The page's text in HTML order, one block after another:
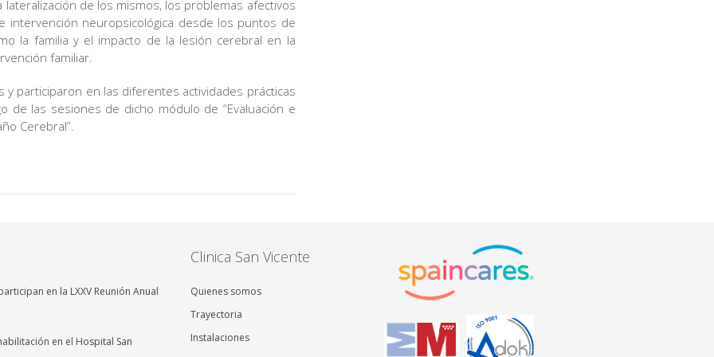
de los mismos, los problemas afectivos
intervención neuropsicológica desde los puntos de
la familia y el impacto de la lesión cerebral en la
familiar.
participaron en las diferentes actividades prácticas
de las sesiones de dicho módulo de “Evaluación e
Cerebral”.
en la LXXV Reunión Anual
en el Hospital San
Clinica San Vicente
Quienes somos
Trayectoria
Instalaciones